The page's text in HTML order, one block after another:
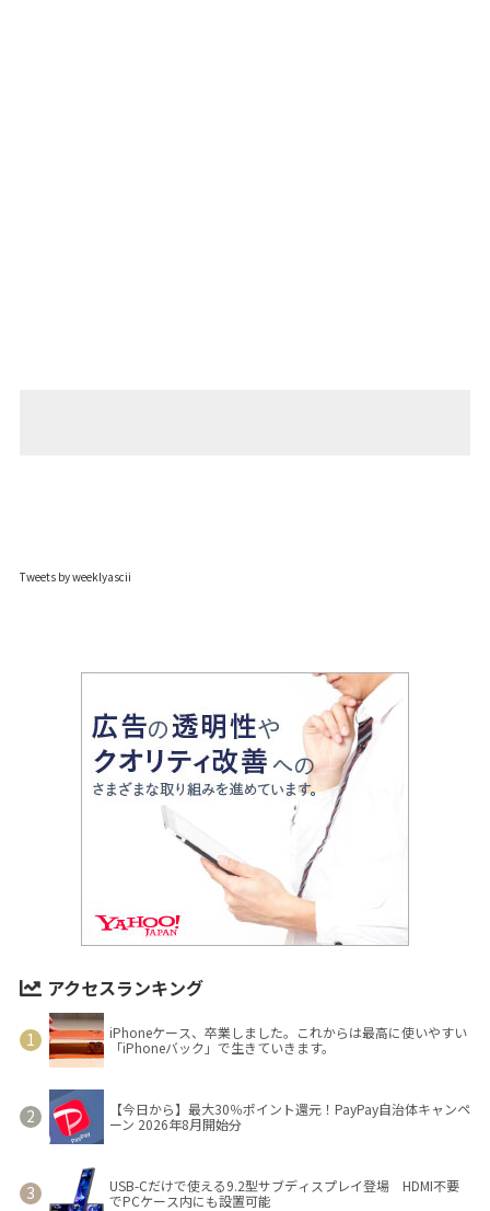
Tweets by weeklyascii
アクセスランキング
iPhoneケース、卒業しました。これからは最高に使いやすい
「iPhoneバック」で生きていきます。
【今日から】最大30％ポイント還元！PayPay自治体キャンペ
ーン 2026年8月開始分
USB-Cだけで使える9.2型サブディスプレイ登場 HDMI不要
でPCケース内にも設置可能